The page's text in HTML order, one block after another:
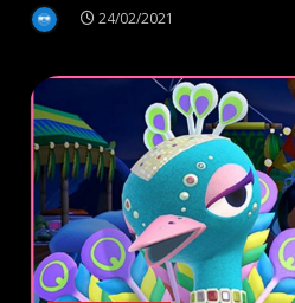
24/02/2021